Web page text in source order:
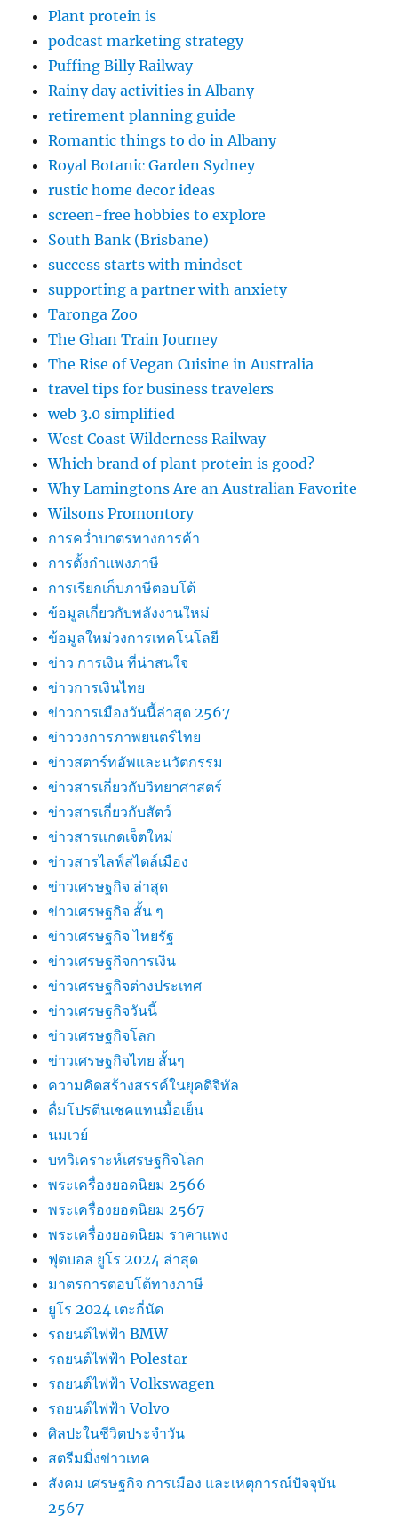
Plant protein is
podcast marketing strategy
Puffing Billy Railway
Rainy day activities in Albany
retirement planning guide
Romantic things to do in Albany
Royal Botanic Garden Sydney
rustic home decor ideas
screen-free hobbies to explore
South Bank (Brisbane)
success starts with mindset
supporting a partner with anxiety
Taronga Zoo
The Ghan Train Journey
The Rise of Vegan Cuisine in Australia
travel tips for business travelers
web 3.0 simplified
West Coast Wilderness Railway
Which brand of plant protein is good?
Why Lamingtons Are an Australian Favorite
Wilsons Promontory
การคว่ำบาตรทางการค้า
การตั้งกำแพงภาษี
การเรียกเก็บภาษีตอบโต้
ข้อมูลเกี่ยวกับพลังงานใหม่
ข้อมูลใหม่วงการเทคโนโลยี
ข่าว การเงิน ที่น่าสนใจ
ข่าวการเงินไทย
ข่าวการเมืองวันนี้ล่าสุด 2567
ข่าววงการภาพยนตร์ไทย
ข่าวสตาร์ทอัพและนวัตกรรม
ข่าวสารเกี่ยวกับวิทยาศาสตร์
ข่าวสารเกี่ยวกับสัตว์
ข่าวสารแกดเจ็ตใหม่
ข่าวสารไลฟ์สไตล์เมือง
ข่าวเศรษฐกิจ ล่าสุด
ข่าวเศรษฐกิจ สั้น ๆ
ข่าวเศรษฐกิจ ไทยรัฐ
ข่าวเศรษฐกิจการเงิน
ข่าวเศรษฐกิจต่างประเทศ
ข่าวเศรษฐกิจวันนี้
ข่าวเศรษฐกิจโลก
ข่าวเศรษฐกิจไทย สั้นๆ
ความคิดสร้างสรรค์ในยุคดิจิทัล
ดื่มโปรตีนเชคแทนมื้อเย็น
นมเวย์
บทวิเคราะห์เศรษฐกิจโลก
พระเครื่องยอดนิยม 2566
พระเครื่องยอดนิยม 2567
พระเครื่องยอดนิยม ราคาแพง
ฟุตบอล ยูโร 2024 ล่าสุด
มาตรการตอบโต้ทางภาษี
ยูโร 2024 เตะกี่นัด
รถยนต์ไฟฟ้า BMW
รถยนต์ไฟฟ้า Polestar
รถยนต์ไฟฟ้า Volkswagen
รถยนต์ไฟฟ้า Volvo
ศิลปะในชีวิตประจำวัน
สตรีมมิ่งข่าวเทค
สังคม เศรษฐกิจ การเมือง และเหตุการณ์ปัจจุบัน
2567